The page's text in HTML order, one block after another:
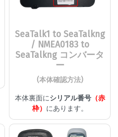
SeaTalk1 to SeaTalkng
/ NMEA0183 to
SeaTalkng コンバータ
ー
(本体確認方法)
本体裏面にシリアル番号（赤
枠） にあります。